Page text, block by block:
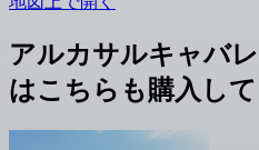
アルカサルキャバ
はこちらも購入し